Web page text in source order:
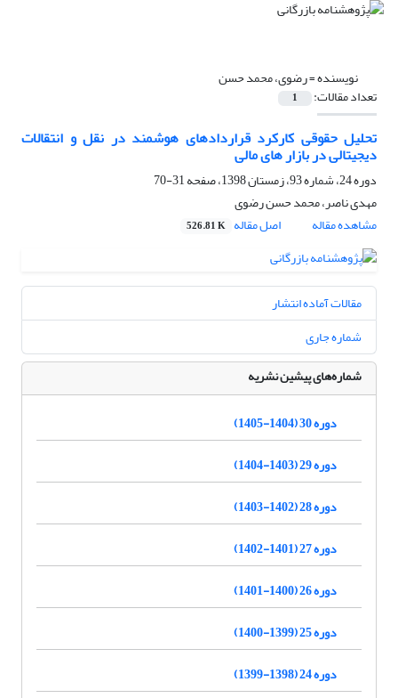
نویسنده =رضوی، محمد حسن
تعداد مقالات: 1
تحلیل حقوقی کارکرد قراردادهای هوشمند در نقل و انتقالات
دیجیتالی در بازار های مالی
دوره 24، شماره 93، زمستان 1398، صفحه
31-70
مهدی ناصر، محمد حسن رضوی
مشاهده مقاله
اصل مقاله 526.81 K
مقالات آماده انتشار
شماره جاری
شماره‌های پیشین نشریه
دوره 30 (1404-1405)
دوره 29 (1403-1404)
دوره 28 (1402-1403)
دوره 27 (1401-1402)
دوره 26 (1400-1401)
دوره 25 (1399-1400)
دوره 24 (1398-1399)